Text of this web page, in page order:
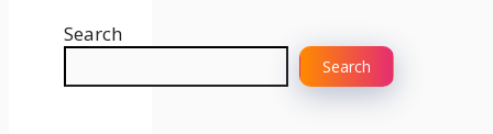
Search
Search